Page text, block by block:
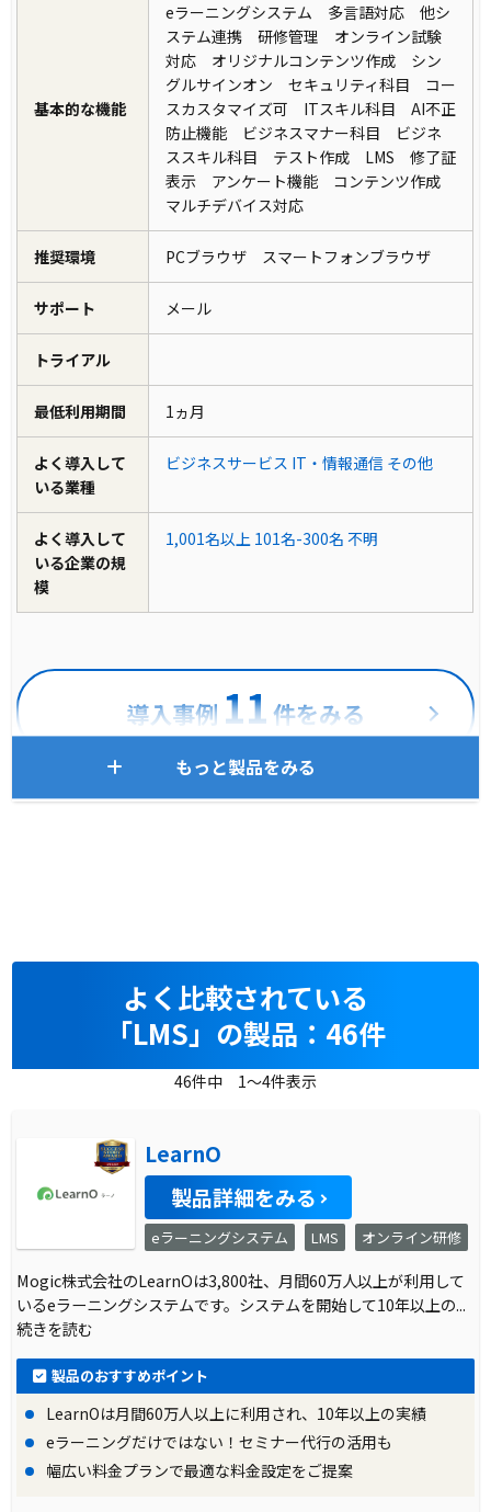
基本的な機能
eラーニングシステム 多言語対応 他シ
ステム連携 研修管理 オンライン試験
対応 オリジナルコンテンツ作成 シン
グルサインオン セキュリティ科目 コー
スカスタマイズ可 ITスキル科目 AI不正
防止機能 ビジネスマナー科目 ビジネ
ススキル科目 テスト作成 LMS 修了証
表示 アンケート機能 コンテンツ作成
マルチデバイス対応
推奨環境 PCブラウザ スマートフォンブラウザ
サポート メール
トライアル
最低利用期間 1ヵ月
よく導入して
いる業種
ビジネスサービス IT・情報通信 その他
よく導入して
いる企業の規
模
1,001名以上 101名-300名 不明
導入事例 11 件をみる
もっと製品をみる
よく比較されている
「LMS」の製品：46件
46件中 1～4件表示
LearnO
製品詳細をみる
eラーニングシステム LMS オンライン研修
Mogic株式会社のLearnOは3,800社、月間60万人以上が利用して
いるeラーニングシステムです。システムを開始して10年以上の...
続きを読む
製品のおすすめポイント
LearnOは月間60万人以上に利用され、10年以上の実績
eラーニングだけではない！セミナー代行の活用も
幅広い料金プランで最適な料金設定をご提案